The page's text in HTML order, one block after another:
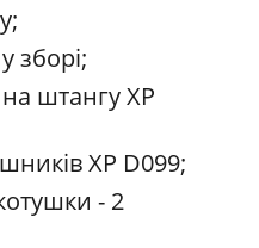
зборі;
штангу XP
XP D099;
- 2